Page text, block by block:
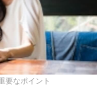
要なポイント